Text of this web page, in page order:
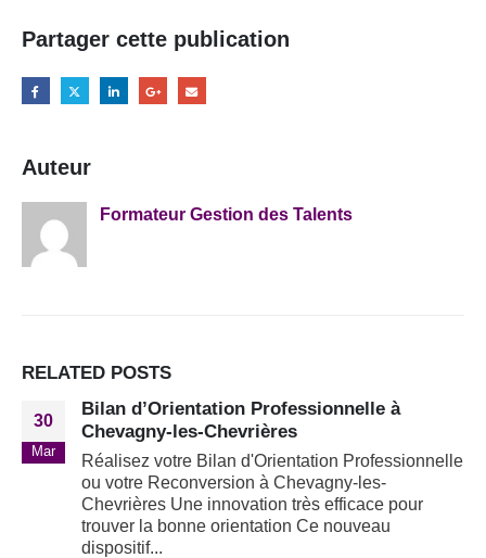
Partager cette publication
Auteur
Formateur Gestion des Talents
RELATED POSTS
30
Mar
Bilan d’Orientation Professionnelle à
Chevagny-les-Chevrières
Réalisez votre Bilan d'Orientation Professionnelle
ou votre Reconversion à Chevagny-les-
Chevrières Une innovation très efficace pour
trouver la bonne orientation Ce nouveau
dispositif...